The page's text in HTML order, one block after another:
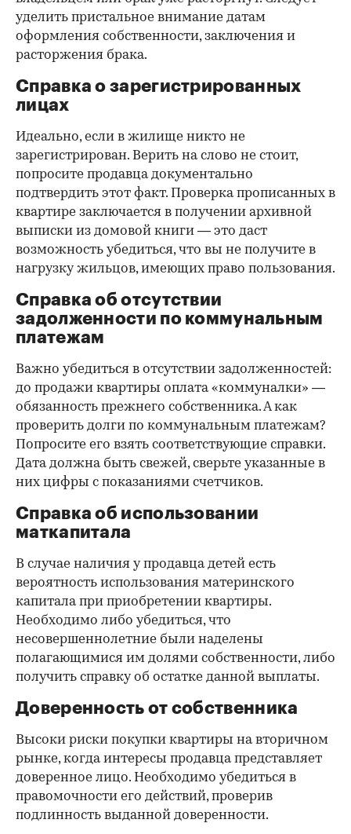
уделить пристальное внимание датам
оформления собственности, заключения и
расторжения брака.
Справка о зарегистрированных
лицах
Идеально, если в жилище никто не
зарегистрирован. Верить на слово не стоит,
попросите продавца документально
подтвердить этот факт. Проверка прописанных в
квартире заключается в получении архивной
выписки из домовой книги — это даст
возможность убедиться, что вы не получите в
нагрузку жильцов, имеющих право пользования.
Справка об отсутствии
задолженности по коммунальным
платежам
Важно убедиться в отсутствии задолженностей:
до продажи квартиры оплата «коммуналки» —
обязанность прежнего собственника. А как
проверить долги по коммунальным платежам?
Попросите его взять соответствующие справки.
Дата должна быть свежей, сверьте указанные в
них цифры с показаниями счетчиков.
Справка об использовании
маткапитала
В случае наличия у продавца детей есть
вероятность использования материнского
капитала при приобретении квартиры.
Необходимо либо убедиться, что
несовершеннолетние были наделены
полагающимися им долями собственности, либо
получить справку об остатке данной выплаты.
Доверенность от собственника
Высоки риски покупки квартиры на вторичном
рынке, когда интересы продавца представляет
доверенное лицо. Необходимо убедиться в
правомочности его действий, проверив
подлинность выданной доверенности.